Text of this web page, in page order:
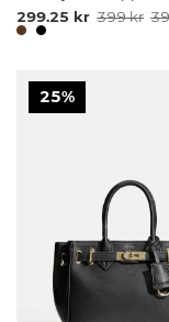
299.25 kr 399 kr
25%